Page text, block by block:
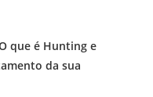
que é Hunting e
da sua